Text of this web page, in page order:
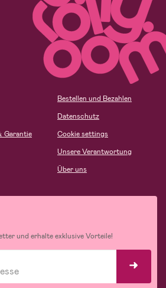
Garantie
Bestellen und Bezahlen
Datenschutz
Cookie settings
Unsere Verantwortung
Über uns
und erhalte exklusive Vorteile!